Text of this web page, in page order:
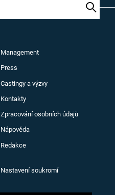
Management
Press
Castingy a výzvy
Kontakty
Zpracování osobních údajů
Nápověda
Redakce
Nastavení soukromí